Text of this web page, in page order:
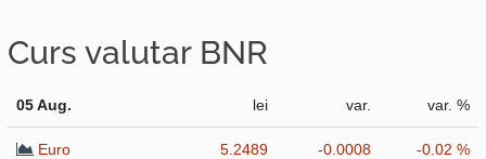
Curs valutar BNR
05 Aug. lei var. var. %
Euro 5.2489 -0.0008 -0.02 %